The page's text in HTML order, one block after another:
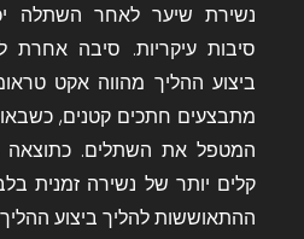
נשירת שיער לאחר השתלה
סיבות עיקריות. סיבה אחרת
ביצוע ההליך מהווה אקט
מתבצעים חתכים קטנים,
המטפל את השתלים. כתוצאה
קלים יותר של נשירה זמנית
ההתאוששות להליך ביצוע